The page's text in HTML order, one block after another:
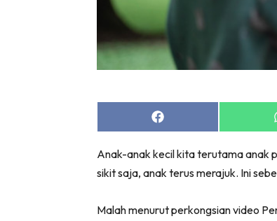
Share
on
Anak-anak kecil kita terutama anak
sikit saja, anak terus merajuk. Ini
Malah menurut perkongsian video